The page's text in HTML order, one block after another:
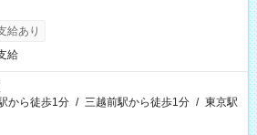
給あり
給
から徒歩1分 / 三越前駅から徒歩1分 / 東京駅